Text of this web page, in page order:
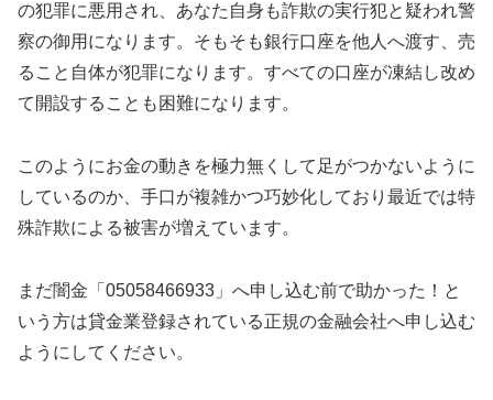
の犯罪に悪用され、あなた自身も詐欺の実行犯と疑われ警
察の御用になります。そもそも銀行口座を他人へ渡す、売
ること自体が犯罪になります。すべての口座が凍結し改め
て開設することも困難になります。
このようにお金の動きを極力無くして足がつかないように
しているのか、手口が複雑かつ巧妙化しており最近では特
殊詐欺による被害が増えています。
まだ闇金「05058466933」へ申し込む前で助かった！と
いう方は貸金業登録されている正規の金融会社へ申し込む
ようにしてください。